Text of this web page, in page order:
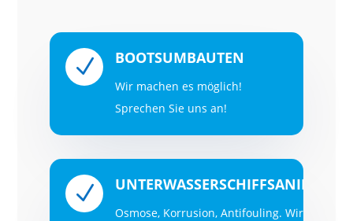
N BOOTSUMBAUTEN
Wir machen es möglich!
Sprechen Sie uns an!
N UNTERWASSERSCHIFFSANIERUNG
Osmose, Korrusion, Antifouling. Wir sind für